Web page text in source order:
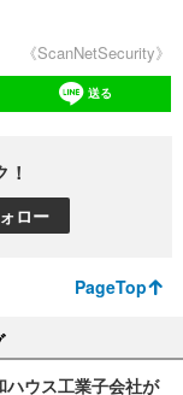
《ScanNetSecurity》
送る
ロー
PageTop
ウス工業子会社が